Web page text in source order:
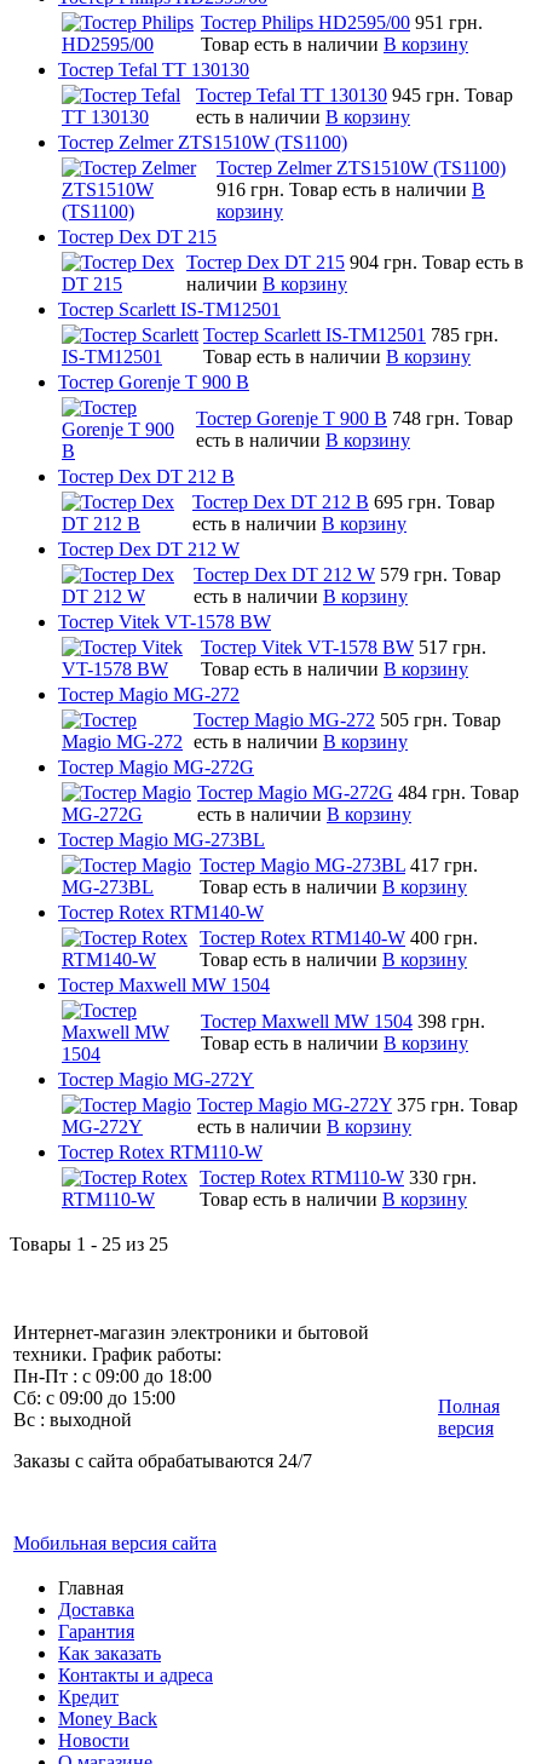
Тостер Philips HD2595/00 951 грн.
Товар есть в наличии В корзину
Тостер Tefal TT 130130
Тостер Tefal TT 130130 945 грн. Товар
есть в наличии В корзину
Тостер Zelmer ZTS1510W (TS1100)
Тостер Zelmer ZTS1510W (TS1100)
916 грн. Товар есть в наличии В
корзину
Тостер Dex DT 215
Тостер Dex DT 215 904 грн. Товар есть в
наличии В корзину
Тостер Scarlett IS-TM12501
Тостер Scarlett IS-TM12501 785 грн.
Товар есть в наличии В корзину
Тостер Gorenje T 900 B
Тостер Gorenje T 900 B 748 грн. Товар
есть в наличии В корзину
Тостер Dex DT 212 B
Тостер Dex DT 212 B 695 грн. Товар
есть в наличии В корзину
Тостер Dex DT 212 W
Тостер Dex DT 212 W 579 грн. Товар
есть в наличии В корзину
Тостер Vitek VT-1578 BW
Тостер Vitek VT-1578 BW 517 грн.
Товар есть в наличии В корзину
Тостер Magio MG-272
Тостер Magio MG-272 505 грн. Товар
есть в наличии В корзину
Тостер Magio MG-272G
Тостер Magio MG-272G 484 грн. Товар
есть в наличии В корзину
Тостер Magio MG-273BL
Тостер Magio MG-273BL 417 грн.
Товар есть в наличии В корзину
Тостер Rotex RTM140-W
Тостер Rotex RTM140-W 400 грн.
Товар есть в наличии В корзину
Тостер Maxwell MW 1504
Тостер Maxwell MW 1504 398 грн.
Товар есть в наличии В корзину
Тостер Magio MG-272Y
Тостер Magio MG-272Y 375 грн. Товар
есть в наличии В корзину
Тостер Rotex RTM110-W
Тостер Rotex RTM110-W 330 грн.
Товар есть в наличии В корзину
Товары 1 - 25 из 25
Интернет-магазин электроники и бытовой
техники. График работы:
Пн-Пт : с 09:00 до 18:00
Сб: с 09:00 до 15:00
Вс : выходной
Заказы с сайта обрабатываются 24/7
Мобильная версия сайта
Полная
версия
Главная
Доставка
Гарантия
Как заказать
Контакты и адреса
Кредит
Money Back
Новости